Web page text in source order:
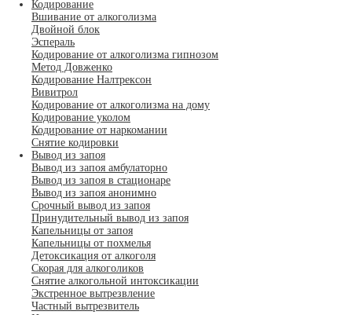
Кодирование
Вшивание от алкоголизма
Двойной блок
Эспераль
Кодирование от алкоголизма гипнозом
Метод Довженко
Кодирование Налтрексон
Вивитрол
Кодирование от алкоголизма на дому
Кодирование уколом
Кодирование от наркомании
Снятие кодировки
Вывод из запоя
Вывод из запоя амбулаторно
Вывод из запоя в стационаре
Вывод из запоя анонимно
Срочный вывод из запоя
Принудительный вывод из запоя
Капельницы от запоя
Капельницы от похмелья
Детоксикация от алкоголя
Скорая для алкоголиков
Снятие алкогольной интоксикации
Экстренное вытрезвление
Частный вытрезвитель